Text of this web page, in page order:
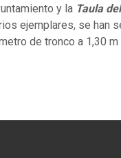
y la Taula
ejemplares, se
de tronco a 1,30